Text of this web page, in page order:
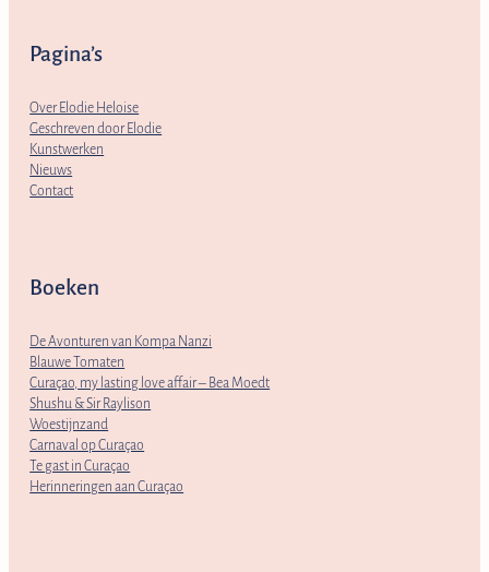
Pagina’s
Over Elodie Heloise
Geschreven door Elodie
Kunstwerken
Nieuws
Contact
Boeken
De Avonturen van Kompa Nanzi
Blauwe Tomaten
Curaçao, my lasting love affair – Bea Moedt
Shushu & Sir Raylison
Woestijnzand
Carnaval op Curaçao
Te gast in Curaçao
Herinneringen aan Curaçao